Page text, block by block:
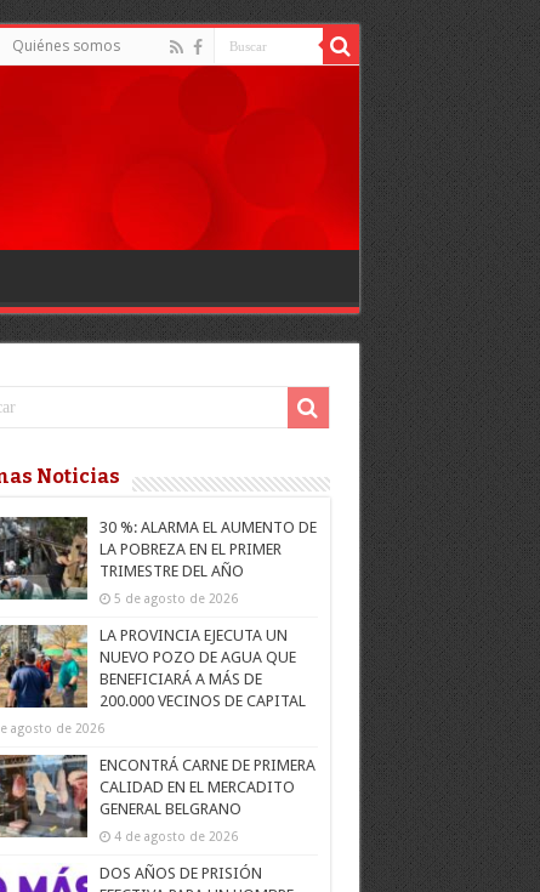
Quiénes somos
Noticias
30 %: ALARMA EL AUMENTO DE
LA POBREZA EN EL PRIMER
TRIMESTRE DEL AÑO
5 de agosto de 2026
LA PROVINCIA EJECUTA UN
NUEVO POZO DE AGUA QUE
BENEFICIARÁ A MÁS DE
200.000 VECINOS DE CAPITAL
agosto de 2026
ENCONTRÁ CARNE DE PRIMERA
CALIDAD EN EL MERCADITO
GENERAL BELGRANO
4 de agosto de 2026
DOS AÑOS DE PRISIÓN